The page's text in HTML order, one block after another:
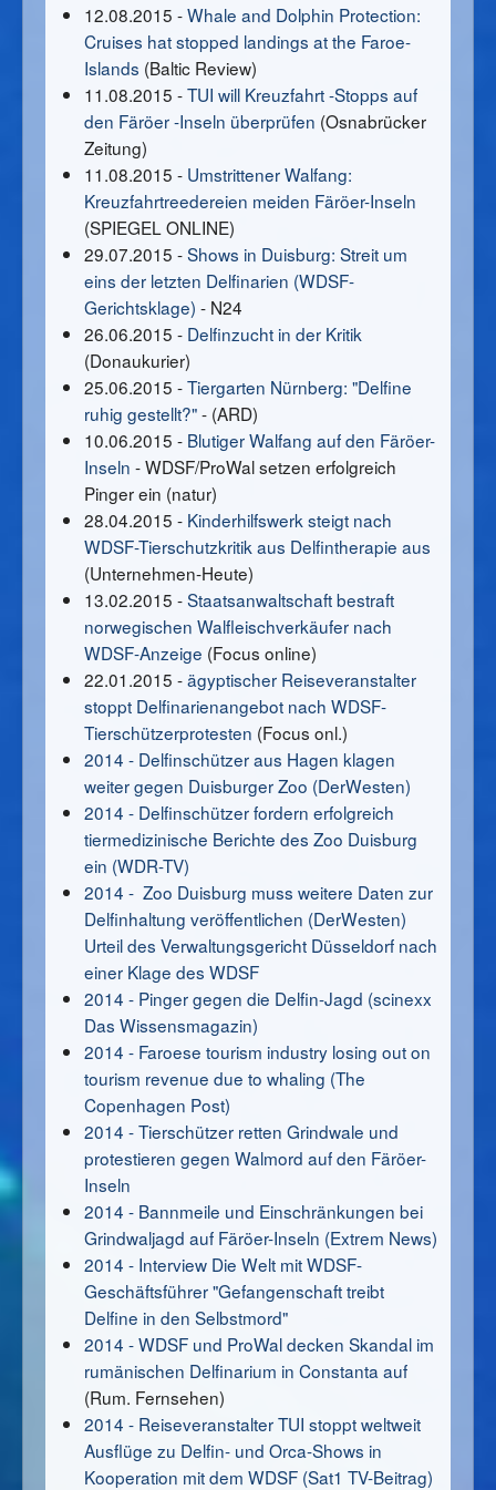
12.08.2015 -Whale and Dolphin Protection:
Cruises hat stopped landings at the Faroe-
Islands (Baltic Review)
11.08.2015 -TUI will Kreuzfahrt -Stopps auf
den Färöer -Inseln überprüfen (Osnabrücker
Zeitung)
11.08.2015 - Umstrittener Walfang:
Kreuzfahrtreedereien meiden Färöer-Inseln
(SPIEGEL ONLINE)
29.07.2015 -Shows in Duisburg: Streit um
eins der letzten Delfinarien (WDSF-
Gerichtsklage) - N24
26.06.2015 - Delfinzucht in der Kritik
(Donaukurier)
25.06.2015 -Tiergarten Nürnberg: "Delfine
ruhig gestellt?"- (ARD)
10.06.2015 - Blutiger Walfang auf den Färöer-
Inseln - WDSF/ProWal setzen erfolgreich
Pinger ein (natur)
28.04.2015 - Kinderhilfswerk steigt nach
WDSF-Tierschutzkritik aus Delfintherapie aus
(Unternehmen-Heute)
13.02.2015 -Staatsanwaltschaft bestraft
norwegischen Walfleischverkäufer nach
WDSF-Anzeige (Focus online)
22.01.2015 -ägyptischer Reiseveranstalter
stoppt Delfinarienangebot nach WDSF-
Tierschützerprotesten (Focus onl.)
2014 - Delfinschützer aus Hagen klagen
weiter gegen Duisburger Zoo (DerWesten)
2014 - Delfinschützer fordern erfolgreich
tiermedizinische Berichte des Zoo Duisburg
ein (WDR-TV)
2014 - Zoo Duisburg muss weitere Daten zur
Delfinhaltung veröffentlichen (DerWesten)
Urteil des Verwaltungsgericht Düsseldorf nach
einer Klage des WDSF
2014 - Pinger gegen die Delfin-Jagd (scinexx
Das Wissensmagazin)
2014 - Faroese tourism industry losing out on
tourism revenue due to whaling (The
Copenhagen Post)
2014 - Tierschützer retten Grindwale und
protestieren gegen Walmord auf den Färöer-
Inseln
2014 - Bannmeile und Einschränkungen bei
Grindwaljagd auf Färöer-Inseln (Extrem News)
2014 - Interview Die Welt mit WDSF-
Geschäftsführer "Gefangenschaft treibt
Delfine in den Selbstmord"
2014 - WDSF und ProWal decken Skandal im
rumänischen Delfinarium in Constanta auf
(Rum. Fernsehen)
2014 - Reiseveranstalter TUI stoppt weltweit
Ausflüge zu Delfin- und Orca-Shows in
Kooperation mit dem WDSF (Sat1 TV-Beitrag)